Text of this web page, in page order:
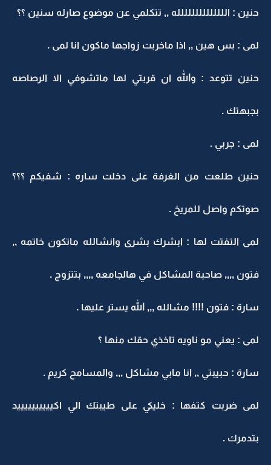
حنين : الللللللللللللله ,, تتكلمي عن موضوع صارله سنين ؟؟
لمى : بس هين ,, اذا ماخربت زواجها ماكون انا لمى .
حنين تتوعد : والله ان قربتي لها ماتشوفي الا الرصاصه
بجبهتك .
لمى : جربي .
حنين طلعت من الغرفة على دخلت ساره : شفيكم ؟؟؟
صوتكم واصل للمريخ .
لمى التفتت لها : ابشرك بشرى وانشالله ماتكون خاتمه ,,
فتون ,,,, صاحبة المشاكل في هالجامعه ,,,, بتتزوج .
سارة : فتون !!!! مشالله ,,, الله يستر عليها .
لمى : يعني مو ناويه تاخذي حقك منها ؟
سارة : حبيبتي ,, انا مابي مشاكل ,,, والمسامح كريم .
لمى ضربت كتفها : خليكي على طيبتك الي اكييييييييييد
بتدمرك .